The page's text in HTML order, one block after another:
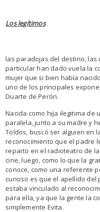
Los legítimos
las paradojas del destino,
particular han dado vuela la
mujer que si bien había
uno de los principales
Duarte de Perón.
Nacida como hija ilegitima de
paralela, junto a su madre y
Toldos, buscó ser alguien en
reconocimiento que el padre
reparto en el radioteatro de
cine, luego, como lo que la
conoce, como una referente
curioso es que el apellido del
estaba vinculado al
para ella, ya que la gente la
simplemente Evita.